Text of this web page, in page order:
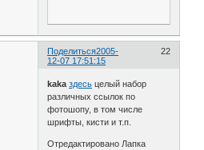
Поделиться 22
2005-
12-07 17:51:15
kaka здесь целый набор
различных ссылок по
фотошопу, в том числе
шрифты, кисти и т.п.
Отредактировано Лапка